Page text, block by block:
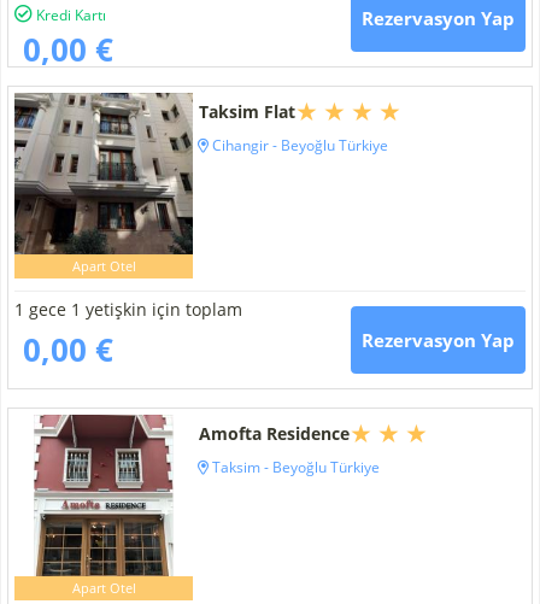
Kredi Kartı
0,00 €
Rezervasyon Yap
Apart Otel
Taksim Flat
Cihangir - Beyoğlu Türkiye
1 gece 1 yetişkin için toplam
0,00 € Rezervasyon Yap
Apart Otel
Amofta Residence
Taksim - Beyoğlu Türkiye